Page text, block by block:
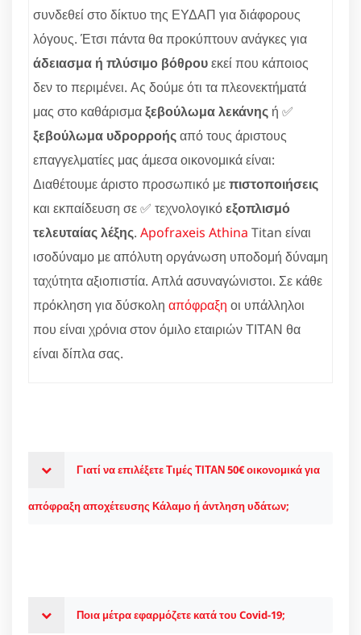
συνδεθεί στο δίκτυο της ΕΥΔΑΠ για διάφορους
λόγους. Έτσι πάντα θα προκύπτουν ανάγκες για
άδειασμα ή πλύσιμο βόθρουεκεί που κάποιος
δεν το περιμένει. Ας δούμε ότι τα πλεονεκτήματά
μας στο καθάρισμαξεβούλωμα λεκάνης ή ✅
ξεβούλωμα υδρορροήςαπό τους άριστους
επαγγελματίες μας άμεσα οικονομικά είναι:
Διαθέτουμε άριστο προσωπικό μεπιστοποιήσεις
και εκπαίδευση σε ✅ τεχνολογικόεξοπλισμό
τελευταίας λέξης. Apofraxeis Athina Titan είναι
ισοδύναμο με απόλυτη οργάνωση υποδομή δύναμη
ταχύτητα αξιοπιστία. Απλά ασυναγώνιστοι. Σε κάθε
πρόκληση για δύσκολη απόφραξη οι υπάλληλοι
που είναι χρόνια στον όμιλο εταιριών ΤΙΤΑΝ θα
είναι δίπλα σας.
Γιατί να επιλέξετε Τιμές ΤΙΤΑΝ 50€ οικονομικά για
απόφραξη αποχέτευσης Κάλαμο ή άντληση υδάτων;
Ποια μέτρα εφαρμόζετε κατά του Covid-19;